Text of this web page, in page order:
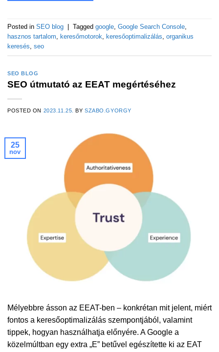
Posted in SEO blog Tagged google, Google Search Console,
hasznos tartalom, keresőmotorok, keresőoptimalizálás, organikus
keresés, seo
SEO BLOG
SEO útmutató az EEAT megértéséhez
POSTED ON 2023.11.25. BYSZABO.GYORGY
25
nov
Mélyebbre ásson az EEAT-ben – konkrétan mit jelent, miért
fontos a keresőoptimalizálás szempontjából, valamint
tippek, hogyan használhatja előnyére. A Google a
közelmúltban egy extra „E” betűvel egészítette ki az EAT